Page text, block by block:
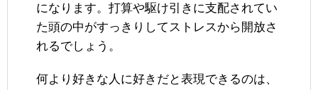
になります。打算や駆け引きに支配されてい
た頭の中がすっきりしてストレスから開放さ
れるでしょう。
何より好きな人に好きだと表現できるのは、